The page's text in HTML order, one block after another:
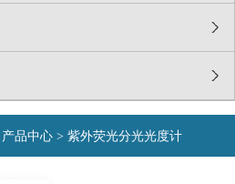
产品中心 > 紫外荧光分光光度计